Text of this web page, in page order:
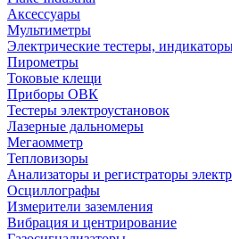
Аксессуары
Мультиметры
Электрические тестеры,
Пирометры
Токовые клещи
Приборы ОВК
Тестеры электроустановок
Лазерные дальномеры
Мегаомметр
Тепловизоры
Анализаторы и регистраторы
Осциллографы
Измерители заземления
Вибрация и центрирование